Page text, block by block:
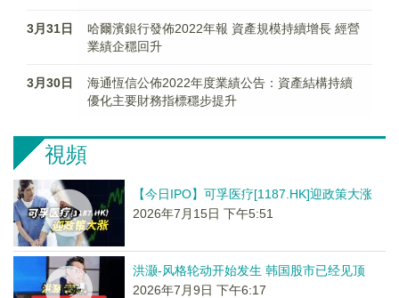
3月31日
哈爾濱銀行發佈2022年報 資產規模持續增長 經營
業績企穩回升
3月30日
海通恆信公佈2022年度業績公告：資產結構持續
優化主要財務指標穩步提升
視頻
【今日IPO】可孚医疗[1187.HK]迎政策大涨
2026年7月15日 下午5:51
洪灏-风格轮动开始发生 韩国股市已经见顶
2026年7月9日 下午6:17